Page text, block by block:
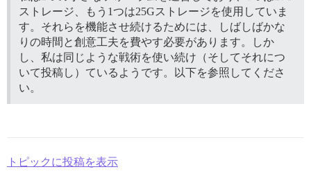
ストレージ、もう1つは25Gストレージを使用していま
す。それらを機能させ続けるためには、しばしばかな
りの時間と創意工夫を費やす必要があります。しか
し、私は同じような戦術を使い続け（そしてそれにつ
いて投稿し）ているようです。以下を参照してくださ
い。
トピックに投稿を表示